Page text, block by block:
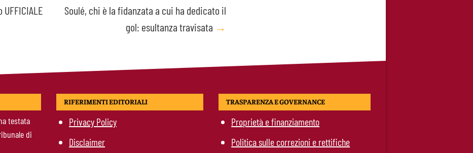
Soulé, chi è la fidanzata a cui ha dedicato il
gol: esultanza travisata →
testata
di
RIFERIMENTI EDITORIALI
Privacy Policy
Disclaimer
TRASPARENZA E GOVERNANCE
Proprietà e finanziamento
Politica sulle correzioni e rettifiche